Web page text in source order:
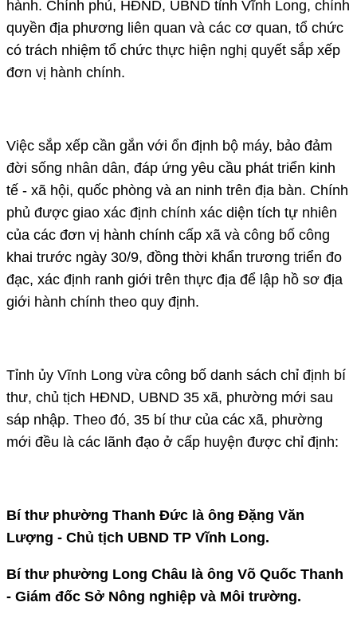
hành. Chính phủ, HĐND, UBND tỉnh Vĩnh Long, chính
quyền địa phương liên quan và các cơ quan, tổ chức
có trách nhiệm tổ chức thực hiện nghị quyết sắp xếp
đơn vị hành chính.
Việc sắp xếp cần gắn với ổn định bộ máy, bảo đảm
đời sống nhân dân, đáp ứng yêu cầu phát triển kinh
tế - xã hội, quốc phòng và an ninh trên địa bàn. Chính
phủ được giao xác định chính xác diện tích tự nhiên
của các đơn vị hành chính cấp xã và công bố công
khai trước ngày 30/9, đồng thời khẩn trương triển đo
đạc, xác định ranh giới trên thực địa để lập hồ sơ địa
giới hành chính theo quy định.
Tỉnh ủy Vĩnh Long vừa công bố danh sách chỉ định bí
thư, chủ tịch HĐND, UBND 35 xã, phường mới sau
sáp nhập. Theo đó, 35 bí thư của các xã, phường
mới đều là các lãnh đạo ở cấp huyện được chỉ định:
Bí thư phường Thanh Đức là ông Đặng Văn
Lượng - Chủ tịch UBND TP Vĩnh Long.
Bí thư phường Long Châu là ông Võ Quốc Thanh
- Giám đốc Sở Nông nghiệp và Môi trường.